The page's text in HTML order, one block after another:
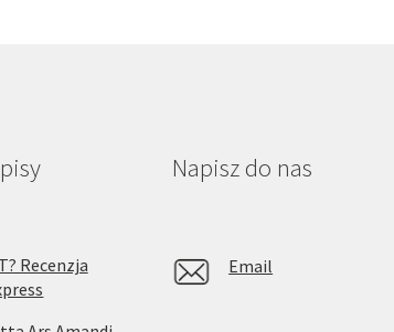
Recenzja
Napisz do nas
Email